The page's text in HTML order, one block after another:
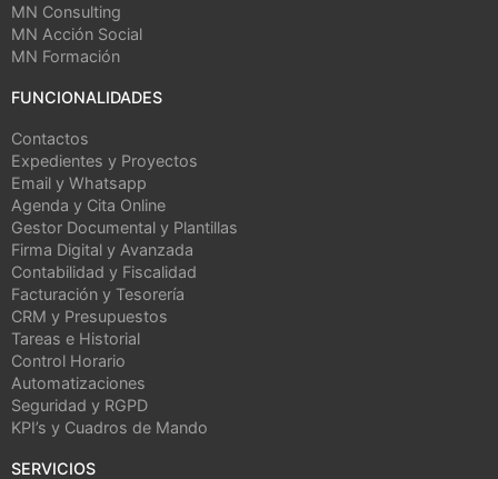
MN Consulting
MN Acción Social
MN Formación
FUNCIONALIDADES
Contactos
Expedientes y Proyectos
Email y Whatsapp
Agenda y Cita Online
Gestor Documental y Plantillas
Firma Digital y Avanzada
Contabilidad y Fiscalidad
Facturación y Tesorería
CRM y Presupuestos
Tareas e Historial
Control Horario
Automatizaciones
Seguridad y RGPD
KPI’s y Cuadros de Mando
SERVICIOS